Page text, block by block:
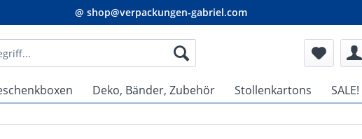
@ shop@verpackungen-gabriel.com
Deko, Bänder, Zubehör Stollenkartons SALE!